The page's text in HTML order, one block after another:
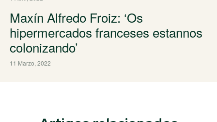
Maxín Alfredo Froiz: ‘Os
hipermercados franceses estannos
colonizando’
11 Marzo, 2022